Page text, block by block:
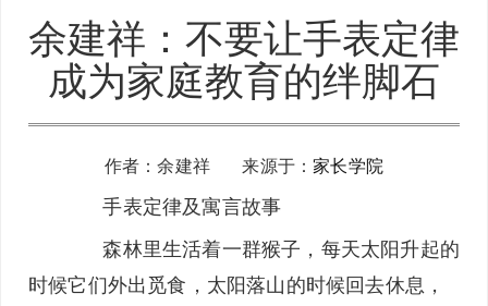
余建祥：不要让手表定律
成为家庭教育的绊脚石
作者：余建祥 来源于：家长学院
手表定律及寓言故事
森林里生活着一群猴子，每天太阳升起的
时候它们外出觅食，太阳落山的时候回去休息，